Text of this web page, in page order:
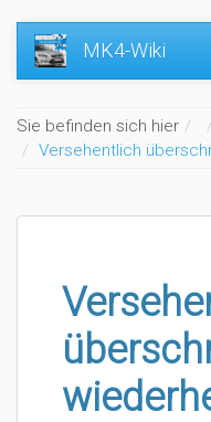
MK4-Wiki
Sie befinden sich hier
Versehentlich